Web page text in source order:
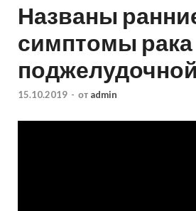
Названы
симптомы рака
15.10.2019 - от admin